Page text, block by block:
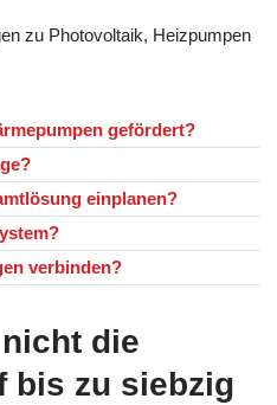
zu Photovoltaik, Heizpumpen
gefördert?
einplanen?
verbinden?
die
bis zu siebzig